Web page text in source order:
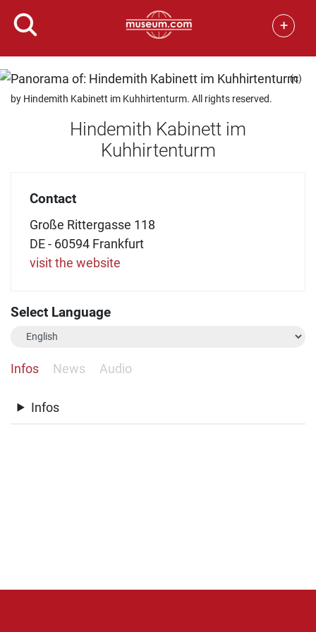
+
(c)
by Hindemith Kabinett im Kuhhirtenturm. All rights reserved.
Hindemith Kabinett im
Kuhhirtenturm
Contact
Große Rittergasse 118
DE - 60594 Frankfurt
visit the website
Select Language
Infos News Audio
Infos